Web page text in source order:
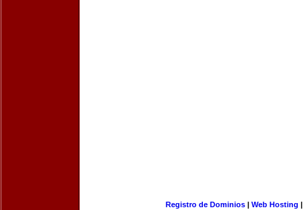
Registro de Dominios| Web Hosting |